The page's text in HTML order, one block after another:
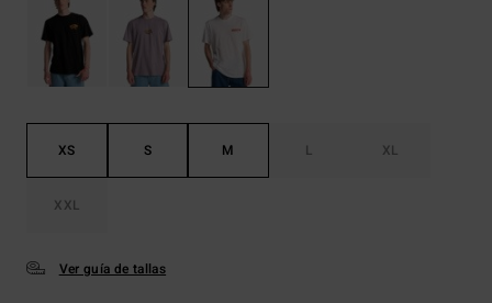
XS S M L XL
XXL
Ver guía de tallas